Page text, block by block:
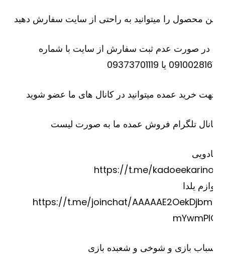
محصول را میتوانید به راحتی از سایت سفارش دهید
در صورت عدم ثبت سفارش از سایت با شماره
یا 09373701119
خرید عمده میتوانید در کانال های ما عضو شوید
تلگرام فروش عمده ما به صورت لیست
https://t.me/
یلدا
https://t.me/joinchat/
بازی و شوخی و شعبده بازی